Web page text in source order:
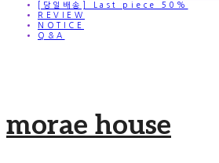
[당일배송] Last piece 50%
REVIEW
NOTICE
Q&A
morae house